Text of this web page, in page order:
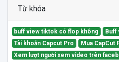
Từ khóa
buff view tiktok có flop không
Buff
Tài khoản Capcut Pro
Mua CapCut
Xem lượt người xem video trên